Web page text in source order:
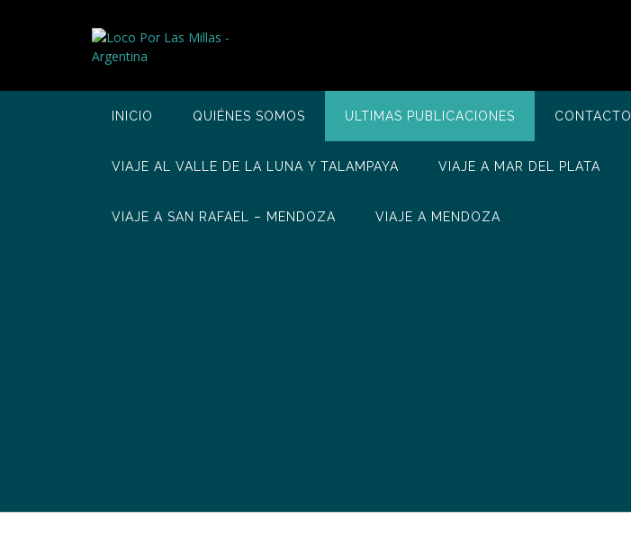
INICIO QUIÉNES SOMOS ULTIMAS PUBLICACIONES CONTACTO
VIAJE AL VALLE DE LA LUNA Y TALAMPAYA VIAJE A MAR DEL PLATA
VIAJE A SAN RAFAEL – MENDOZA VIAJE A MENDOZA